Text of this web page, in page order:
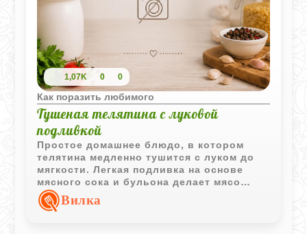
1,07K 0 0
Как поразить любимого
Тушеная телятина с луковой
подливкой
Простое домашнее блюдо, в котором
телятина медленно тушится с луком до
мягкости. Легкая подливка на основе
мясного сока и бульона делает мясо
особенно сочным и хорошо сочетается с
различными гарнирами.
Вилка